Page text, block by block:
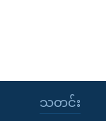
သတင်း